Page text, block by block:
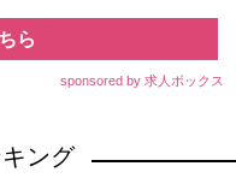
ら
sponsored by 求人ボックス
ング